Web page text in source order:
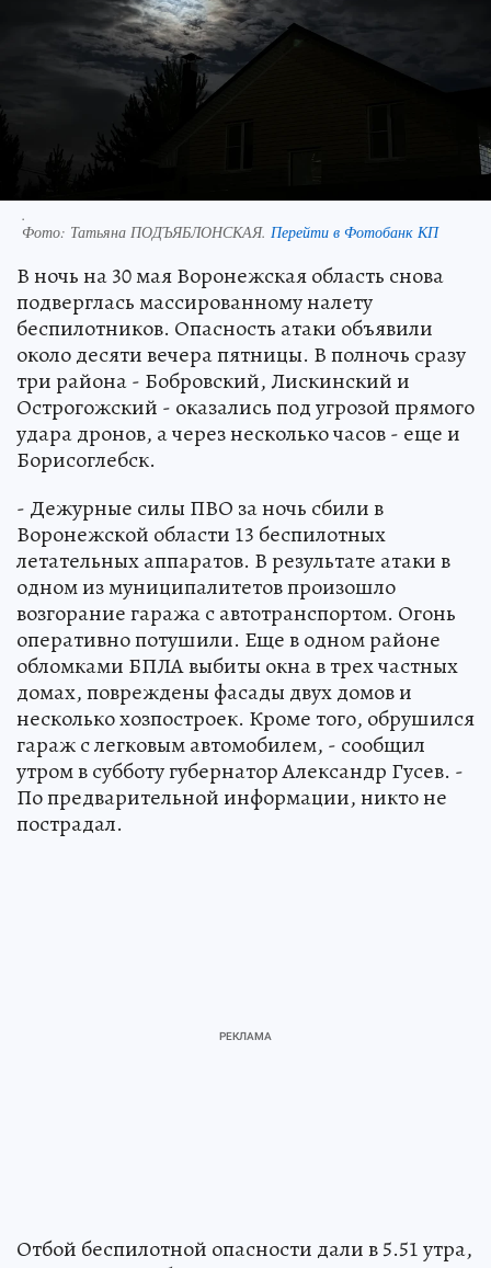
.
Фото: Татьяна ПОДЪЯБЛОНСКАЯ. Перейти в Фотобанк КП
В ночь на 30 мая Воронежская область снова
подверглась массированному налету
беспилотников. Опасность атаки объявили
около десяти вечера пятницы. В полночь сразу
три района - Бобровский, Лискинский и
Острогожский - оказались под угрозой прямого
удара дронов, а через несколько часов - еще и
Борисоглебск.
- Дежурные силы ПВО за ночь сбили в
Воронежской области 13 беспилотных
летательных аппаратов. В результате атаки в
одном из муниципалитетов произошло
возгорание гаража с автотранспортом. Огонь
оперативно потушили. Еще в одном районе
обломками БПЛА выбиты окна в трех частных
домах, повреждены фасады двух домов и
несколько хозпостроек. Кроме того, обрушился
гараж с легковым автомобилем, - сообщил
утром в субботу губернатор Александр Гусев. -
По предварительной информации, никто не
пострадал.
Отбой беспилотной опасности дали в 5.51 утра,